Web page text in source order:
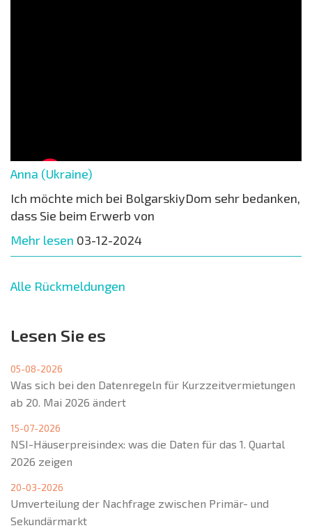
Anna (Ukraine)
Ich möchte mich bei BolgarskiyDom sehr bedanken,
dass Sie beim Erwerb von
Mehr lesen 03-12-2024
Alle Rückmeldungen
Lesen Sie es
05-08-2026
Was sich bei den Datenregeln für Kurzzeitvermietungen
ab 20. Mai 2026 ändert
15-07-2026
NSI-Häuserpreisindex: was die Daten für das 1. Quartal
2026 zeigen
20-03-2026
Umverteilung der Nachfrage zwischen Primär- und
Sekundärmarkt